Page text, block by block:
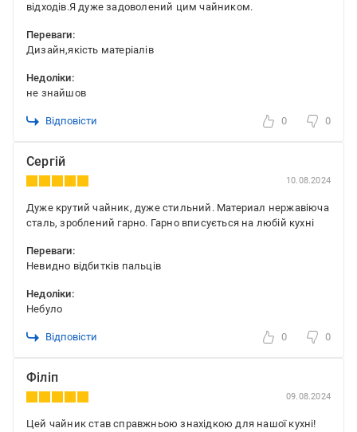
відходів.Я дуже задоволений цим чайником.
Переваги:
Дизайн,якість матеріалів
Недоліки:
не знайшов
Відповісти 0 0
Сергій
10.08.2024
Дуже крутий чайник, дуже стильний. Материал нержавіюча
сталь, зроблений гарно. Гарно вписується на любій кухні
Переваги:
Невидно відбитків пальців
Недоліки:
Небуло
Відповісти 0 0
Філіп
09.08.2024
Цей чайник став справжньою знахідкою для нашої кухні!